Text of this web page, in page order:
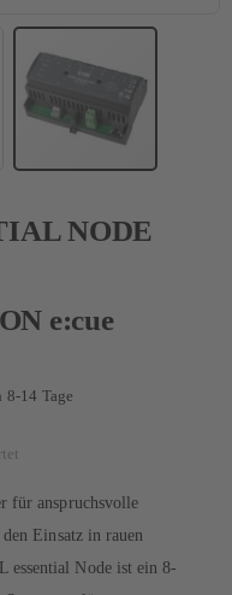
NODE
e:cue
14 Tage
für anspruchsvolle
Einsatz in rauen
essential Node ist ein 8-